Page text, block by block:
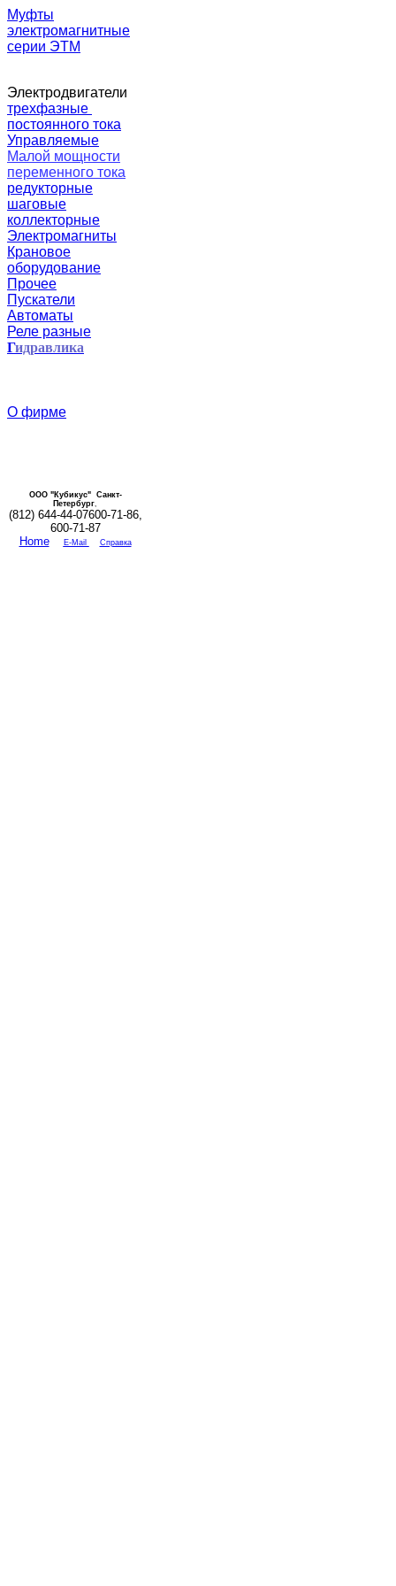
Муфты
электромагнитные
серии ЭТМ
Электродвигатели
трехфазные
постоянного тока
Управляемые
Малой мощности
переменного тока
редукторные
шаговые
коллекторные
Электромагниты
Крановое
оборудование
Прочее
Пускатели
Автоматы
Реле разные
Гидравлика
О фирме
ООО "Кубикус" Санкт-
Петербург,
(812) 644-44-07600-71-86,
600-71-87
Home
E-Mail Справка